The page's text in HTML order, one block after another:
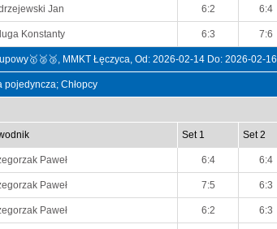
Jan 6:2 6:4
Konstanty 6:3 7:6
MMKT Łęczyca, Od: 2026-02-14 Do: 2026-02-16
pojedyncza; Chłopcy
Set 1 Set 2
Paweł 6:4 6:4
Paweł 7:5 6:3
Paweł 6:2 6:3